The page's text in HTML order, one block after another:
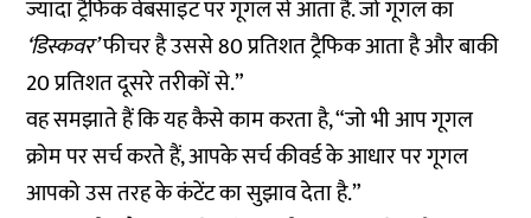
ज्यादा ट्रैफिक वेबसाइट पर गूगल से आता है. जो गूगल का
‘डिस्कवर’फीचर है उससे 80 प्रतिशत ट्रैफिक आता है और बाकी
20 प्रतिशत दूसरे तरीकों से.”
वह समझाते हैं कि यह कैसे काम करता है, “जो भी आप गूगल
क्रोम पर सर्च करते हैं, आपके सर्च कीवर्ड के आधार पर गूगल
आपको उस तरह के कंटेंट का सुझाव देता है.”